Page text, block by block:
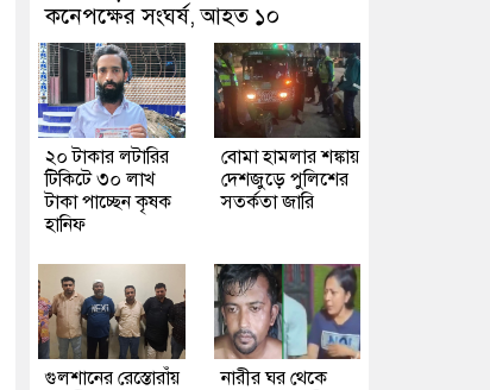
কনেপক্ষের সংঘর্ষ, আহত ১০
২০ টাকার লটারির
টিকিটে ৩০ লাখ
টাকা পাচ্ছেন কৃষক
হানিফ
বোমা হামলার শঙ্কায়
দেশজুড়ে পুলিশের
সতর্কতা জারি
গুলশানের রেস্তোরাঁয়
নারীর ঘর থেকে